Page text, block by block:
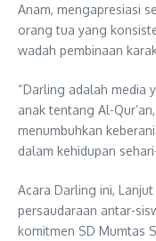
Anam, mengapresiasi
orang tua yang
wadah pembinaan
“Darling adalah media
anak tentang Al-
menumbuhkan
dalam kehidupan
Acara Darling ini,
persaudaraan antar-
komitmen SD Mumtas